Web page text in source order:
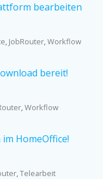
bearbeiten
, JobRouter,Workflow
bereit!
,Workflow
HomeOffice!
,Telearbeit